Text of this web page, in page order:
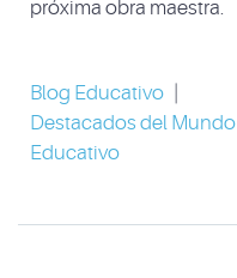
próxima obra maestra.
Blog Educativo
Destacados del Mundo
Educativo